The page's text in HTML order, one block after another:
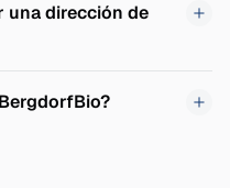
una dirección de